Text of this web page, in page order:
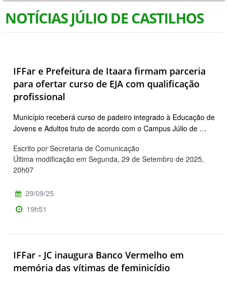
NOTÍCIAS JÚLIO DE CASTILHOS
IFFar e Prefeitura de Itaara firmam parceria
para ofertar curso de EJA com qualificação
profissional
Município receberá curso de padeiro integrado à Educação de
Jovens e Adultos fruto de acordo com o Campus Júlio de …
Escrito por Secretaria de Comunicação
Última modificação em Segunda, 29 de Setembro de 2025,
20h07
29/09/25
19h51
IFFar - JC inaugura Banco Vermelho em
memória das vítimas de feminicídio